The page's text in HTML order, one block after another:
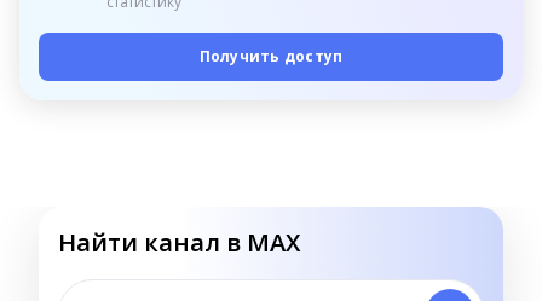
Получить доступ
Найти канал в MAX